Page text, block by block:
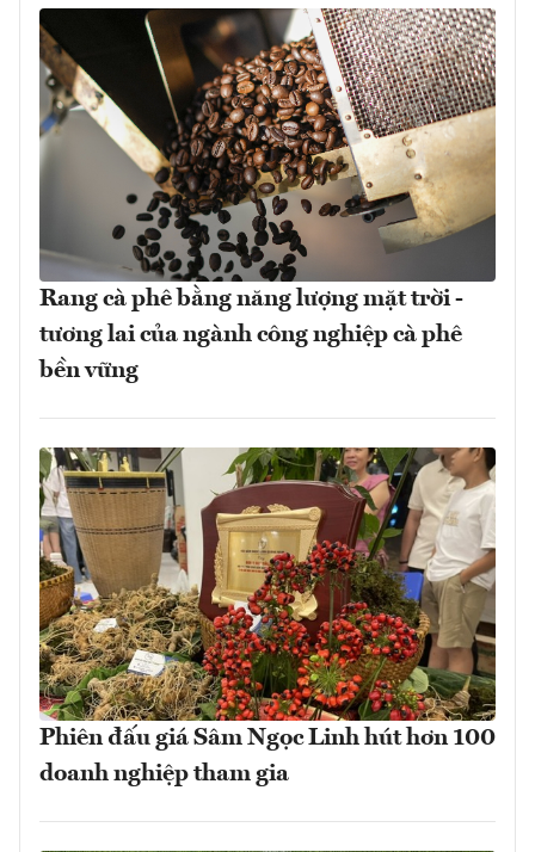
Rang cà phê bằng năng lượng mặt trời -
tương lai của ngành công nghiệp cà phê
bền vững
Phiên đấu giá Sâm Ngọc Linh hút hơn 100
doanh nghiệp tham gia